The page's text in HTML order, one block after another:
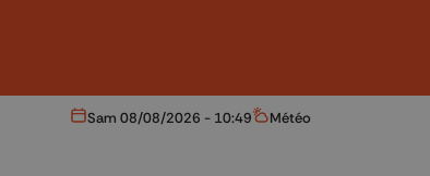
Aujourd'hui
Sam 08/08/2026 - 10:49 Météo
Météo